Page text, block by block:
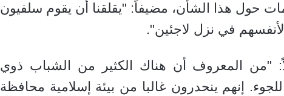
حول هذا الشأن، مضيفاً: "يقلقنا أن يقوم سلفيون
في نزل لاجئين".
"من المعروف أن هناك الكثير من الشباب ذوي
إنهم ينحدرون غالبا من بيئة إسلامية محافظة